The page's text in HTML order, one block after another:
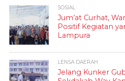
SOSIAL
Jum’at Curhat,
Positif Kegiatan
Lampura
LENSA DAERAH
Jelang Kunker